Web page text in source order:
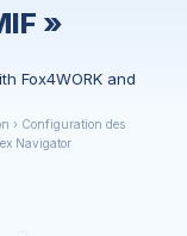
»
Fox4WORK and
› Configuration des
Navigator